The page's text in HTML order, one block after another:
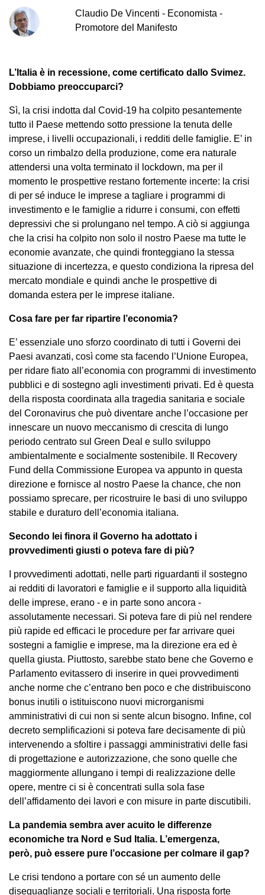
Claudio De Vincenti - Economista -
Promotore del Manifesto
L’Italia è in recessione, come certificato dallo Svimez.
Dobbiamo preoccuparci?
Sì, la crisi indotta dal Covid-19 ha colpito pesantemente
tutto il Paese mettendo sotto pressione la tenuta delle
imprese, i livelli occupazionali, i redditi delle famiglie. E’ in
corso un rimbalzo della produzione, come era naturale
attendersi una volta terminato il lockdown, ma per il
momento le prospettive restano fortemente incerte: la crisi
di per sé induce le imprese a tagliare i programmi di
investimento e le famiglie a ridurre i consumi, con effetti
depressivi che si prolungano nel tempo. A ciò si aggiunga
che la crisi ha colpito non solo il nostro Paese ma tutte le
economie avanzate, che quindi fronteggiano la stessa
situazione di incertezza, e questo condiziona la ripresa del
mercato mondiale e quindi anche le prospettive di
domanda estera per le imprese italiane.
Cosa fare per far ripartire l’economia?
E’ essenziale uno sforzo coordinato di tutti i Governi dei
Paesi avanzati, così come sta facendo l’Unione Europea,
per ridare fiato all’economia con programmi di investimento
pubblici e di sostegno agli investimenti privati. Ed è questa
della risposta coordinata alla tragedia sanitaria e sociale
del Coronavirus che può diventare anche l’occasione per
innescare un nuovo meccanismo di crescita di lungo
periodo centrato sul Green Deal e sullo sviluppo
ambientalmente e socialmente sostenibile. Il Recovery
Fund della Commissione Europea va appunto in questa
direzione e fornisce al nostro Paese la chance, che non
possiamo sprecare, per ricostruire le basi di uno sviluppo
stabile e duraturo dell’economia italiana.
Secondo lei finora il Governo ha adottato i
provvedimenti giusti o poteva fare di più?
I provvedimenti adottati, nelle parti riguardanti il sostegno
ai redditi di lavoratori e famiglie e il supporto alla liquidità
delle imprese, erano - e in parte sono ancora -
assolutamente necessari. Si poteva fare di più nel rendere
più rapide ed efficaci le procedure per far arrivare quei
sostegni a famiglie e imprese, ma la direzione era ed è
quella giusta. Piuttosto, sarebbe stato bene che Governo e
Parlamento evitassero di inserire in quei provvedimenti
anche norme che c’entrano ben poco e che distribuiscono
bonus inutili o istituiscono nuovi microrganismi
amministrativi di cui non si sente alcun bisogno. Infine, col
decreto semplificazioni si poteva fare decisamente di più
intervenendo a sfoltire i passaggi amministrativi delle fasi
di progettazione e autorizzazione, che sono quelle che
maggiormente allungano i tempi di realizzazione delle
opere, mentre ci si è concentrati sulla sola fase
dell’affidamento dei lavori e con misure in parte discutibili.
La pandemia sembra aver acuito le differenze
economiche tra Nord e Sud Italia. L’emergenza,
però, può essere pure l’occasione per colmare il gap?
Le crisi tendono a portare con sé un aumento delle
diseguaglianze sociali e territoriali. Una risposta forte